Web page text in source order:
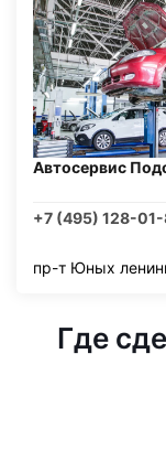
Автосервис
+7 (495) 128-
пр-т Юных
Где